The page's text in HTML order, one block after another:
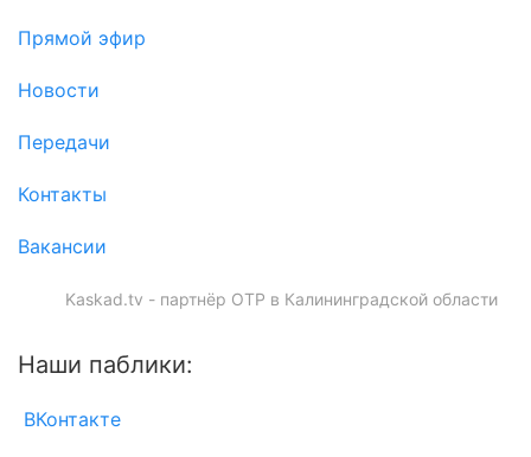
Прямой эфир
Новости
Передачи
Контакты
Вакансии
Kaskad.tv - партнёр ОТР в Калининградской области
Наши паблики:
ВКонтакте